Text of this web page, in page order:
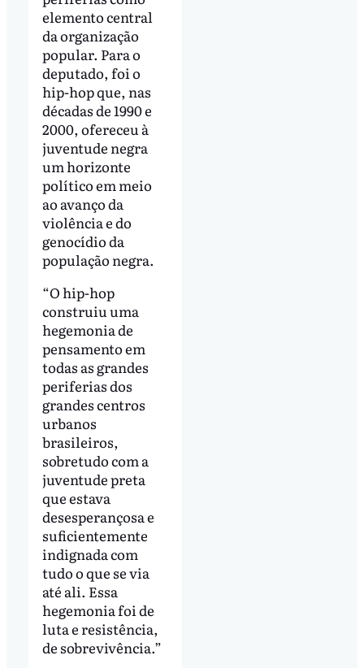
elemento central
da organização
popular. Para o
deputado, foi o
hip-hop que, nas
décadas de 1990 e
2000, ofereceu à
juventude negra
um horizonte
político em meio
ao avanço da
violência e do
genocídio da
população negra.
“O hip-hop
construiu uma
hegemonia de
pensamento em
todas as grandes
periferias dos
grandes centros
urbanos
brasileiros,
sobretudo com a
juventude preta
que estava
desesperançosa e
suficientemente
indignada com
tudo o que se via
até ali. Essa
hegemonia foi de
luta e resistência,
de sobrevivência.”